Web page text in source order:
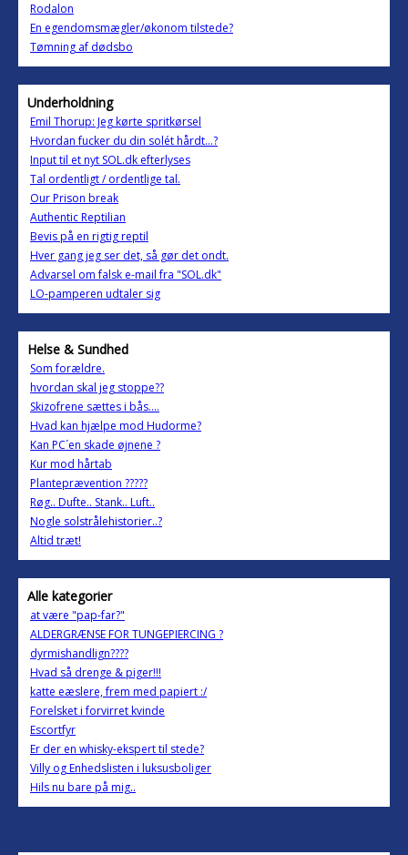
Rodalon
En egendomsmægler/økonom tilstede?
Tømning af dødsbo
Underholdning
Emil Thorup: Jeg kørte spritkørsel
Hvordan fucker du din solét hårdt...?
Input til et nyt SOL.dk efterlyses
Tal ordentligt / ordentlige tal.
Our Prison break
Authentic Reptilian
Bevis på en rigtig reptil
Hver gang jeg ser det, så gør det ondt.
Advarsel om falsk e-mail fra "SOL.dk"
LO-pamperen udtaler sig
Helse & Sundhed
Som forældre.
hvordan skal jeg stoppe??
Skizofrene sættes i bås....
Hvad kan hjælpe mod Hudorme?
Kan PC´en skade øjnene ?
Kur mod hårtab
Planteprævention ?????
Røg.. Dufte.. Stank.. Luft..
Nogle solstrålehistorier..?
Altid træt!
Alle kategorier
at være "pap-far?"
ALDERGRÆNSE FOR TUNGEPIERCING ?
dyrmishandlign????
Hvad så drenge & piger!!!
katte eæslere, frem med papiert :/
Forelsket i forvirret kvinde
Escortfyr
Er der en whisky-ekspert til stede?
Villy og Enhedslisten i luksusboliger
Hils nu bare på mig..